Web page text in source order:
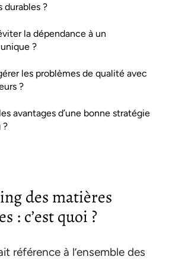
durables ?
la dépendance à un
?
les problèmes de qualité avec
?
avantages d’une bonne stratégie
?
des matières
: c’est quoi ?
référence à l’ensemble des